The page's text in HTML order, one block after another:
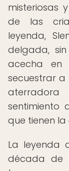
misteriosas
de las
leyenda,
delgada,
acecha
secuestrar a
sentimiento
que tienen
La leyenda
década de